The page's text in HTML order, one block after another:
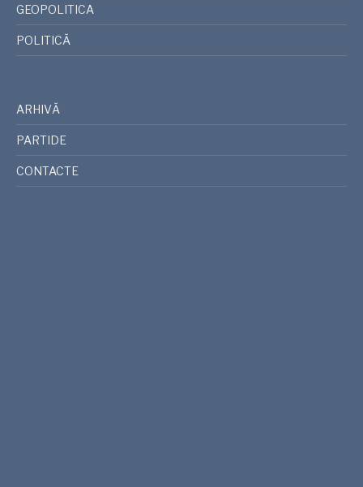
GEOPOLITICA
POLITICĂ
ARHIVĂ
PARTIDE
CONTACTE